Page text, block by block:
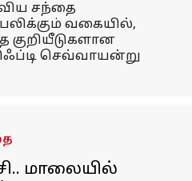
சந்தை
வகையில்,
குறியீடுகளான
செவ்வாயன்று
மாலையில்